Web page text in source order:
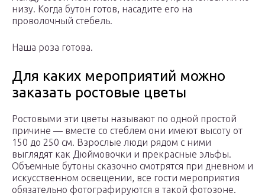
низу. Когда бутон готов, насадите его на
проволочный стебель.
Наша роза готова.
Для каких мероприятий можно
заказать ростовые цветы
Ростовыми эти цветы называют по одной простой
причине — вместе со стеблем они имеют высоту от
150 до 250 см. Взрослые люди рядом с ними
выглядят как Дюймовочки и прекрасные эльфы.
Объемные бутоны сказочно смотрятся при дневном и
искусственном освещении, все гости мероприятия
обязательно фотографируются в такой фотозоне.